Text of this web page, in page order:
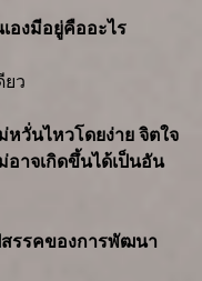
องมีอยู่คืออะไร
ยว
วั่นไหวโดยง่าย จิตใจ
อาจเกิดขึ้นได้เป็นอัน
สรรคของการพัฒนา